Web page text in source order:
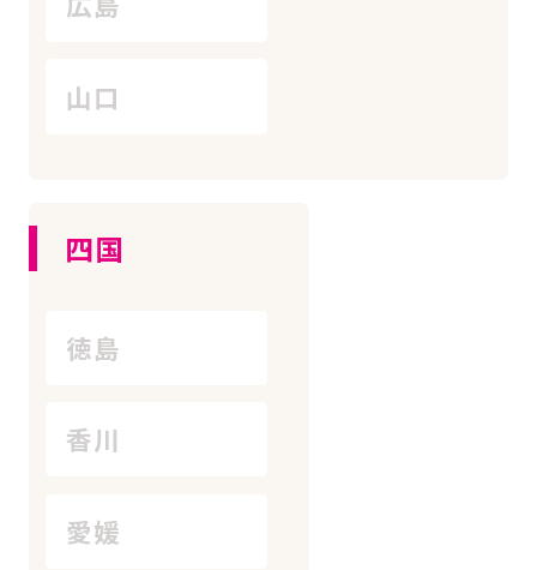
山口
四国
徳島
香川
愛媛